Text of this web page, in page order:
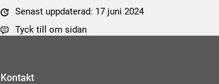
Senast uppdaterad: 17 juni 2024
Tyck till om sidan
Kontakt